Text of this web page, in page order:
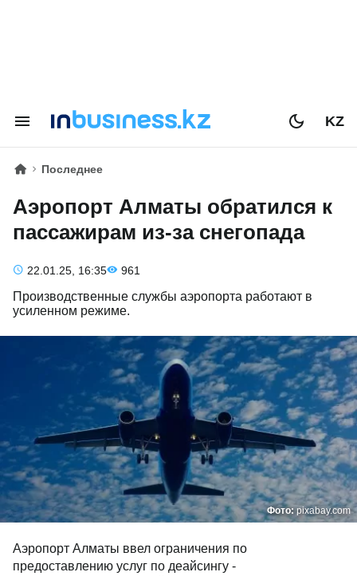
KZ
Последнее
Аэропорт Алматы обратился к
пассажирам из-за cнегопада
22.01.25, 16:35 961
Производственные службы аэропорта работают в
усиленном режиме.
Фото:pixabay.com
Аэропорт Алматы ввел ограничения по
предоставлению услуг по деайсингу -